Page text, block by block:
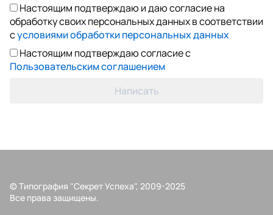
Настоящим подтверждаю и даю согласие на
обработку своих персональных данных в соответствии
сусловиями обработки персональных данных
Настоящим подтверждаю согласие с
Пользовательским соглашением
Написать
© Типография "Секрет Успеха", 2009-2025
Все права защищены.